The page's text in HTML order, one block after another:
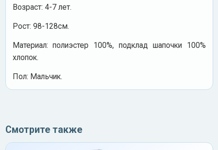
Возраст: 4-7 лет.
Рост: 98-128см.
Материал: полиэстер 100%, подклад шапочки 100%
хлопок.
Пол: Мальчик.
Смотрите также